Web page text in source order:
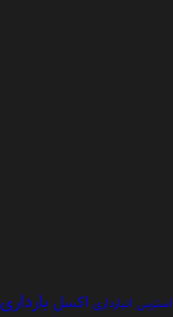
استرس انبارداری اکسلبارداری